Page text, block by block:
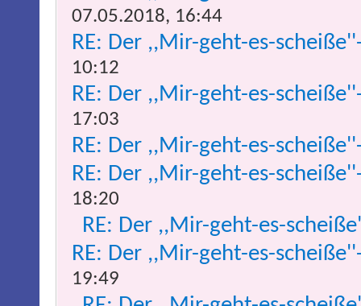
07.05.2018, 16:44
RE: Der ,,Mir-geht-es-
10:12
RE: Der ,,Mir-geht-es-
17:03
RE: Der ,,Mir-geht-es-
RE: Der ,,Mir-geht-es-
18:20
RE: Der ,,Mir-geht-es-
RE: Der ,,Mir-geht-es-
19:49